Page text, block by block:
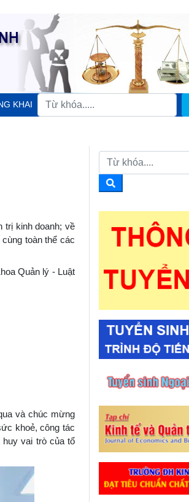
KHAI
trị kinh doanh; về
toàn thể các
Quản lý - Luật
và chúc mừng
khoẻ, công tác
vai trò của tổ